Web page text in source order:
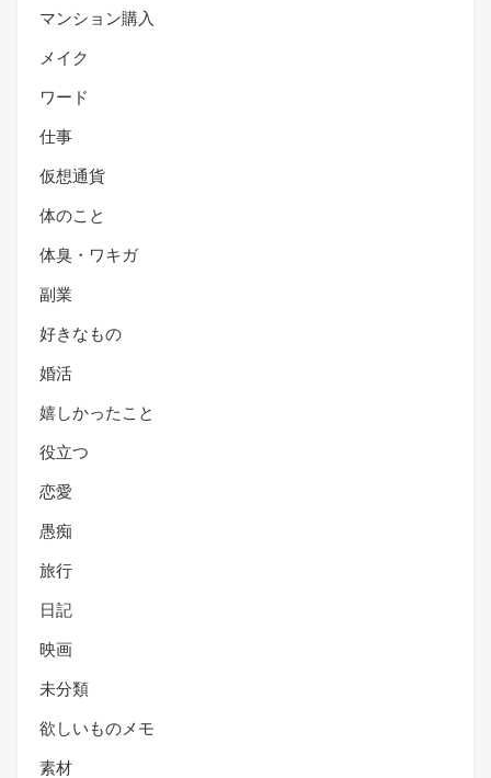
マンション購入
メイク
ワード
仕事
仮想通貨
体のこと
体臭・ワキガ
副業
好きなもの
婚活
嬉しかったこと
役立つ
恋愛
愚痴
旅行
日記
映画
未分類
欲しいものメモ
素材